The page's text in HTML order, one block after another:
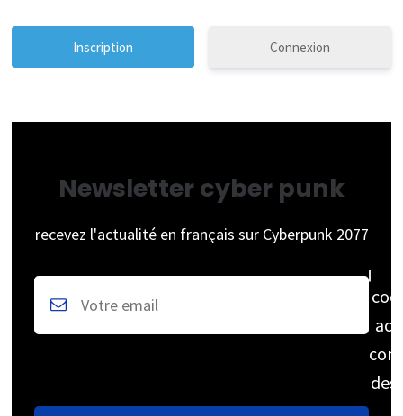
Connexion
Newsletter cyber punk
recevez l'actualité en français sur Cyberpunk 2077
des